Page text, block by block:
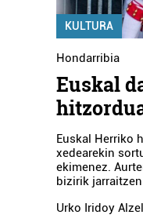
KULTURA
Hondarribia
Euskal
Euskal Herriko
xedearekin
ekimenez.
bizirik
Urko Iridoy